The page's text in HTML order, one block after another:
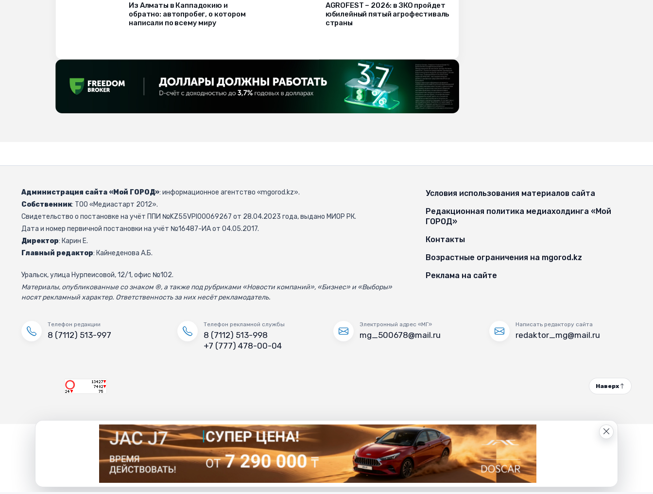
Из Алматы в Каппадокию и
обратно: автопробег, о котором
написали по всему миру
AGROFEST – 2026: в ЗКО пройдет
юбилейный пятый агрофестиваль
страны
Администрация сайта «Мой ГОРОД»: информационное агентство «mgorod.kz».
Собственник: ТОО «Медиастарт 2012».
Свидетельство о постановке на учёт ППИ №KZ55VPI00069267 от 28.04.2023 года, выдано МИОР РК.
Дата и номер первичной постановки на учёт №16487-ИА от 04.05.2017.
Директор: Карин Е.
Главный редактор: Кайнеденова А.Б.
Уральск, улица Нурпеисовой, 12/1, офис №102.
Материалы, опубликованные со знаком ®, а также под рубриками «Новости компаний», «Бизнес» и «Выборы»
носят рекламный характер. Ответственность за них несёт рекламодатель.
Условия использования материалов сайта
Редакционная политика медиахолдинга «Мой
ГОРОД»
Контакты
Возрастные ограничения на mgorod.kz
Реклама на сайте
Телефон редакции
8 (7112) 513-997
Телефон рекламной службы
8 (7112) 513-998
+7 (777) 478-00-04
Электронный адрес «МГ»
mg_500678@mail.ru
Написать редактору сайта
redaktor_mg@mail.ru
Наверх